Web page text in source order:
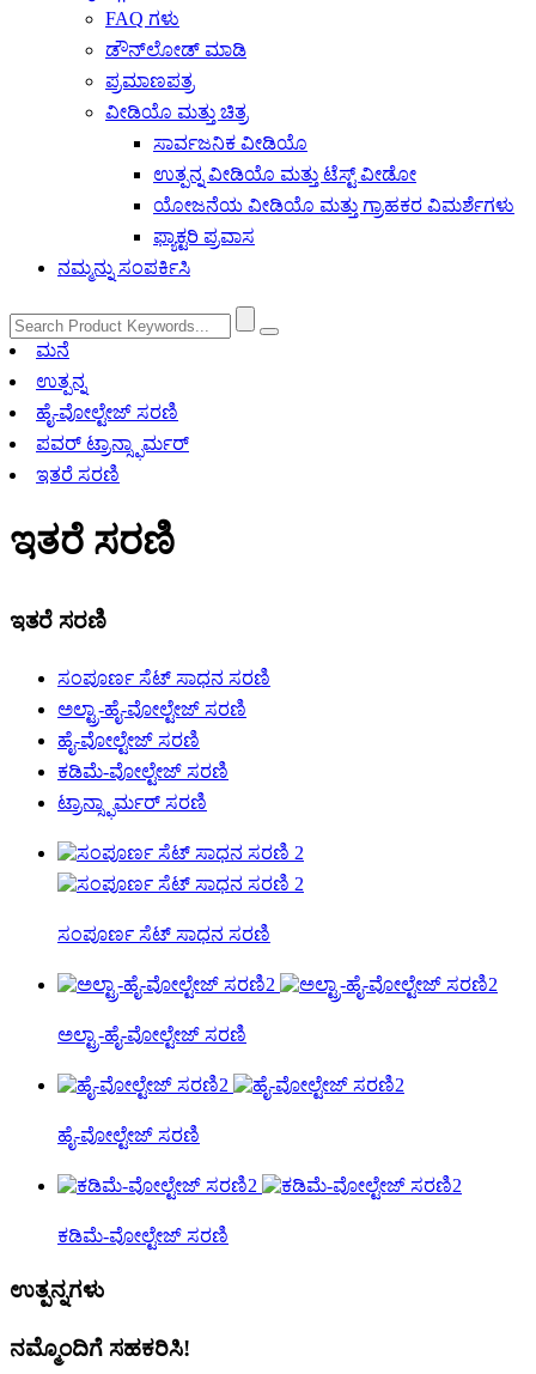
FAQ ಗಳು
ಡೌನ್‌ಲೋಡ್ ಮಾಡಿ
ಪ್ರಮಾಣಪತ್ರ
ವೀಡಿಯೊ ಮತ್ತು ಚಿತ್ರ
ಸಾರ್ವಜನಿಕ ವೀಡಿಯೊ
ಉತ್ಪನ್ನ ವೀಡಿಯೊ ಮತ್ತು ಟೆಸ್ಟ್ ವೀಡೋ
ಯೋಜನೆಯ ವೀಡಿಯೊ ಮತ್ತು ಗ್ರಾಹಕರ ವಿಮರ್ಶೆಗಳು
ಫ್ಯಾಕ್ಟರಿ ಪ್ರವಾಸ
ನಮ್ಮನ್ನು ಸಂಪರ್ಕಿಸಿ
ಮನೆ
ಉತ್ಪನ್ನ
ಹೈ-ವೋಲ್ಟೇಜ್ ಸರಣಿ
ಪವರ್ ಟ್ರಾನ್ಸ್ಫಾರ್ಮರ್
ಇತರೆ ಸರಣಿ
ಇತರೆ ಸರಣಿ
ಇತರೆ ಸರಣಿ
ಸಂಪೂರ್ಣ ಸೆಟ್ ಸಾಧನ ಸರಣಿ
ಅಲ್ಟ್ರಾ-ಹೈ-ವೋಲ್ಟೇಜ್ ಸರಣಿ
ಹೈ-ವೋಲ್ಟೇಜ್ ಸರಣಿ
ಕಡಿಮೆ-ವೋಲ್ಟೇಜ್ ಸರಣಿ
ಟ್ರಾನ್ಸ್ಫಾರ್ಮರ್ ಸರಣಿ
ಸಂಪೂರ್ಣ ಸೆಟ್ ಸಾಧನ ಸರಣಿ
ಅಲ್ಟ್ರಾ-ಹೈ-ವೋಲ್ಟೇಜ್ ಸರಣಿ
ಹೈ-ವೋಲ್ಟೇಜ್ ಸರಣಿ
ಕಡಿಮೆ-ವೋಲ್ಟೇಜ್ ಸರಣಿ
ಉತ್ಪನ್ನಗಳು
ನಮ್ಮೊಂದಿಗೆ ಸಹಕರಿಸಿ!